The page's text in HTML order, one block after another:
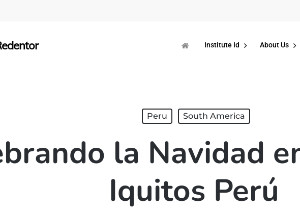
Institute Id About Us
Peru South America
la Navidad
Iquitos Perú